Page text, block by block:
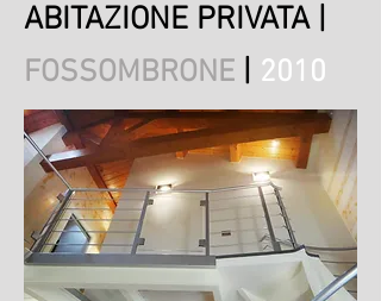
ABITAZIONE PRIVATA
FOSSOMBRONE 2010